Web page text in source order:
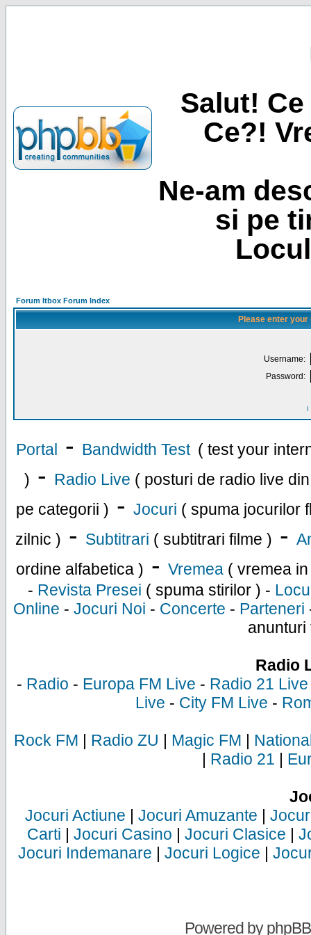
Salut!
Ce?!
Ne-am
si pe
Forum Itbox Forum Index
Please enter
Username:
Password:
I
Portal - Bandwidth Test ( test your
) - Radio Live ( posturi de radio live
pe categorii ) - Jocuri ( spuma jocurilor
zilnic ) - Subtitrari ( subtitrari filme ) -
ordine alfabetica ) - Vremea ( vremea
- Revista Presei ( spuma stirilor ) -
Online - Jocuri Noi - Concerte - Parteneri
anunturi
Radio
- Radio - Europa FM Live - Radio 21 Live
Live - City FM Live -
Rock FM | Radio ZU | Magic FM |
| Radio 21 |
Jocuri Actiune | Jocuri Amuzante |
Carti | Jocuri Casino | Jocuri Clasice |
Jocuri Indemanare | Jocuri Logice |
Powered byphpBB